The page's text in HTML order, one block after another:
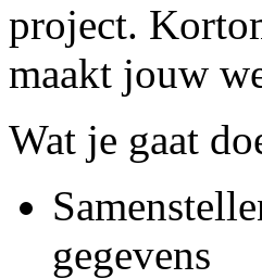
project.
maakt jouw
Wat je gaat
gegevens